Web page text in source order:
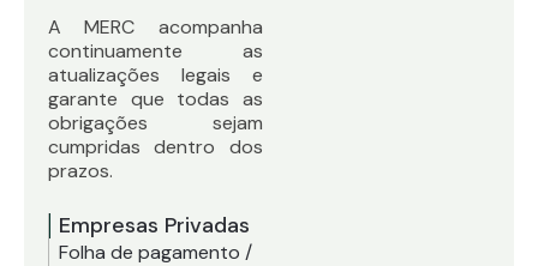
A MERC acompanha
continuamente as
atualizações legais e
garante que todas as
obrigações sejam
cumpridas dentro dos
prazos.
Empresas Privadas
Folha de pagamento /